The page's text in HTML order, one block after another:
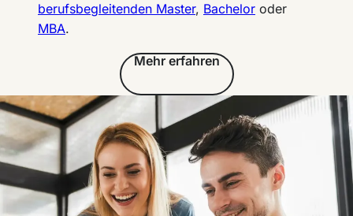
berufsbegleitenden Master, Bachelor oder
MBA.
Mehr erfahren